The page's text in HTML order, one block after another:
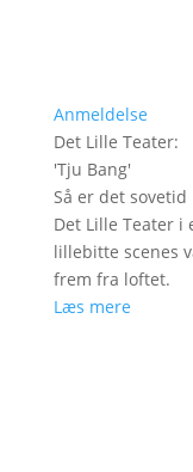
Anmeldelse
Det Lille Teater:
'Tju Bang'
Så er det sovetid
Det Lille Teater
lillebitte scenes
frem fra loftet.
Læs mere